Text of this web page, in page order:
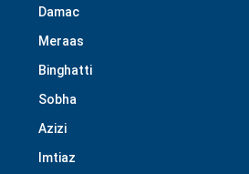
Damac
Meraas
Binghatti
Sobha
Azizi
Imtiaz